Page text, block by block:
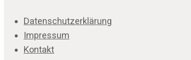
Datenschutzerklärung
Impressum
Kontakt